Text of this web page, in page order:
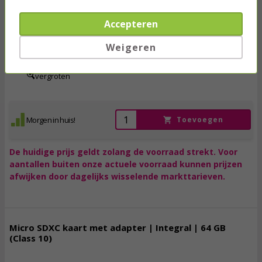
vergroten
19,90
Morgen in huis! Toevoegen
De huidige prijs geldt zolang de voorraad strekt. Voor
aantallen buiten onze actuele voorraad kunnen prijzen
afwijken door dagelijks wisselende markttarieven.
Micro SDXC kaart met adapter | Integral | 64 GB
(Class 10)
Accepteren
Weigeren